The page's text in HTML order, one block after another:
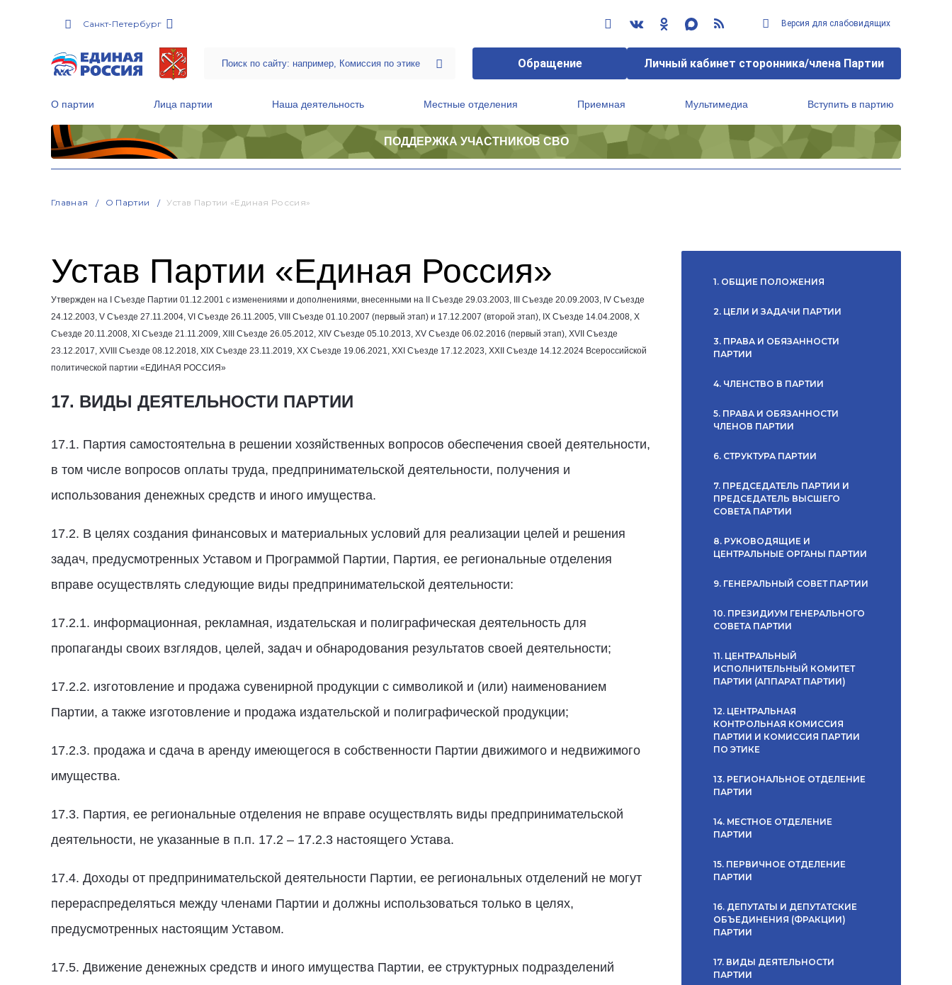
Санкт-Петербург Версия для слабовидящих
Обращение Личный кабинет сторонника/члена Партии
О партии Лица партии Наша деятельность Местные отделения Приемная Мультимедиа Вступить в партию
ПОДДЕРЖКА УЧАСТНИКОВ СВО
Главная О Партии Устав Партии «Единая Россия»
Устав Партии «Единая Россия»
Утвержден на I Съезде Партии 01.12.2001 с изменениями и дополнениями, внесенными на II Съезде 29.03.2003, III Съезде 20.09.2003, IV Съезде
24.12.2003, V Съезде 27.11.2004, VI Съезде 26.11.2005, VIII Съезде 01.10.2007 (первый этап) и 17.12.2007 (второй этап), IX Съезде 14.04.2008, Х
Съезде 20.11.2008, ХI Съезде 21.11.2009, ХIII Съезде 26.05.2012, ХIV Съезде 05.10.2013, ХV Съезде 06.02.2016 (первый этап), XVII Съезде
23.12.2017, XVIII Съезде 08.12.2018, XIX Съезде 23.11.2019, XX Съезде 19.06.2021, XXI Съезде 17.12.2023, XXII Съезде 14.12.2024 Всероссийской
политической партии «ЕДИНАЯ РОССИЯ»
17. ВИДЫ ДЕЯТЕЛЬНОСТИ ПАРТИИ
17.1. Партия самостоятельна в решении хозяйственных вопросов обеспечения своей деятельности,
в том числе вопросов оплаты труда, предпринимательской деятельности, получения и
использования денежных средств и иного имущества.
17.2. В целях создания финансовых и материальных условий для реализации целей и решения
задач, предусмотренных Уставом и Программой Партии, Партия, ее региональные отделения
вправе осуществлять следующие виды предпринимательской деятельности:
17.2.1. информационная, рекламная, издательская и полиграфическая деятельность для
пропаганды своих взглядов, целей, задач и обнародования результатов своей деятельности;
17.2.2. изготовление и продажа сувенирной продукции с символикой и (или) наименованием
Партии, а также изготовление и продажа издательской и полиграфической продукции;
17.2.3. продажа и сдача в аренду имеющегося в собственности Партии движимого и недвижимого
имущества.
17.3. Партия, ее региональные отделения не вправе осуществлять виды предпринимательской
деятельности, не указанные в п.п. 17.2 – 17.2.3 настоящего Устава.
17.4. Доходы от предпринимательской деятельности Партии, ее региональных отделений не могут
перераспределяться между членами Партии и должны использоваться только в целях,
предусмотренных настоящим Уставом.
17.5. Движение денежных средств и иного имущества Партии, ее структурных подразделений
1. ОБЩИЕ ПОЛОЖЕНИЯ
2. ЦЕЛИ И ЗАДАЧИ ПАРТИИ
3. ПРАВА И ОБЯЗАННОСТИ
ПАРТИИ
4. ЧЛЕНСТВО В ПАРТИИ
5. ПРАВА И ОБЯЗАННОСТИ
ЧЛЕНОВ ПАРТИИ
6. СТРУКТУРА ПАРТИИ
7. ПРЕДСЕДАТЕЛЬ ПАРТИИ И
ПРЕДСЕДАТЕЛЬ ВЫСШЕГО
СОВЕТА ПАРТИИ
8. РУКОВОДЯЩИЕ И
ЦЕНТРАЛЬНЫЕ ОРГАНЫ ПАРТИИ
9. ГЕНЕРАЛЬНЫЙ СОВЕТ ПАРТИИ
10. ПРЕЗИДИУМ ГЕНЕРАЛЬНОГО
СОВЕТА ПАРТИИ
11. ЦЕНТРАЛЬНЫЙ
ИСПОЛНИТЕЛЬНЫЙ КОМИТЕТ
ПАРТИИ (АППАРАТ ПАРТИИ)
12. ЦЕНТРАЛЬНАЯ
КОНТРОЛЬНАЯ КОМИССИЯ
ПАРТИИ И КОМИССИЯ ПАРТИИ
ПО ЭТИКЕ
13. РЕГИОНАЛЬНОЕ ОТДЕЛЕНИЕ
ПАРТИИ
14. МЕСТНОЕ ОТДЕЛЕНИЕ
ПАРТИИ
15. ПЕРВИЧНОЕ ОТДЕЛЕНИЕ
ПАРТИИ
16. ДЕПУТАТЫ И ДЕПУТАТСКИЕ
ОБЪЕДИНЕНИЯ (ФРАКЦИИ)
ПАРТИИ
17. ВИДЫ ДЕЯТЕЛЬНОСТИ
ПАРТИИ